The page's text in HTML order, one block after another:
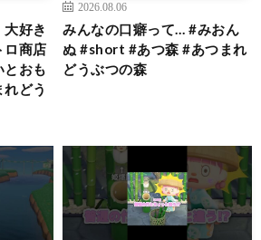
大好き
ロ商店
とおも
どう
2026.08.06
みんなの口癖って… #みおん
ぬ #short #あつ森 #あつまれ
どうぶつの森